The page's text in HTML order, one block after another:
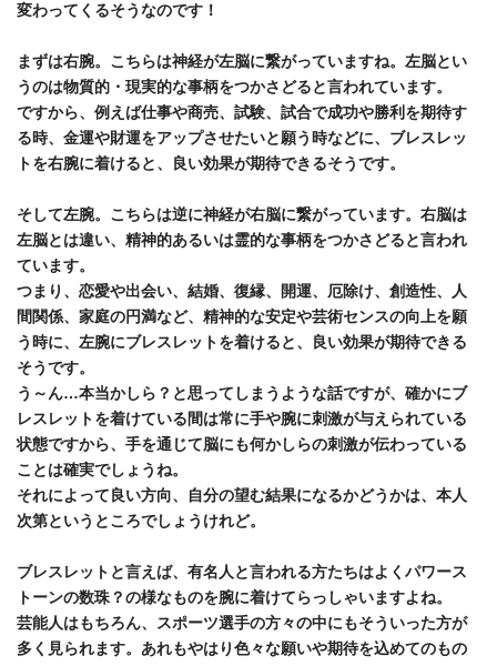
変わってくるそうなのです！
まずは右腕。こちらは神経が左脳に繋がっていますね。左脳とい
うのは物質的・現実的な事柄をつかさどると言われています。
ですから、例えば仕事や商売、試験、試合で成功や勝利を期待す
る時、金運や財運をアップさせたいと願う時などに、ブレスレッ
トを右腕に着けると、良い効果が期待できるそうです。
そして左腕。こちらは逆に神経が右脳に繋がっています。右脳は
左脳とは違い、精神的あるいは霊的な事柄をつかさどると言われ
ています。
つまり、恋愛や出会い、結婚、復縁、開運、厄除け、創造性、人
間関係、家庭の円満など、精神的な安定や芸術センスの向上を願
う時に、左腕にブレスレットを着けると、良い効果が期待できる
そうです。
う～ん…本当かしら？と思ってしまうような話ですが、確かにブ
レスレットを着けている間は常に手や腕に刺激が与えられている
状態ですから、手を通じて脳にも何かしらの刺激が伝わっている
ことは確実でしょうね。
それによって良い方向、自分の望む結果になるかどうかは、本人
次第というところでしょうけれど。
ブレスレットと言えば、有名人と言われる方たちはよくパワース
トーンの数珠？の様なものを腕に着けてらっしゃいますよね。
芸能人はもちろん、スポーツ選手の方々の中にもそういった方が
多く見られます。あれもやはり色々な願いや期待を込めてのもの